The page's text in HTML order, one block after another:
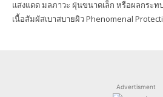
แสงแดด มลภาวะ ฝุ่นขนาดเล็ก หรือผลกระ
Advertisment